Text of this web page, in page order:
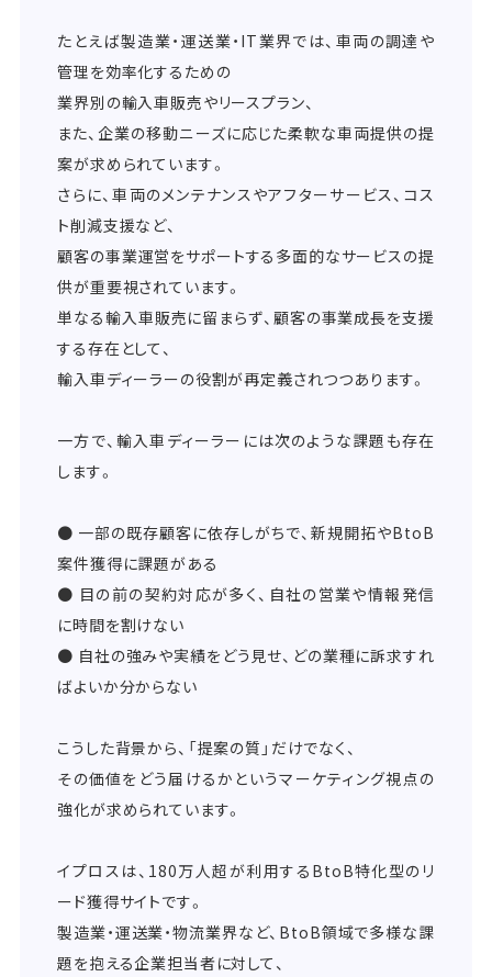
たとえば製造業・運送業・IT業界では、車両の調達や
管理を効率化するための
業界別の輸入車販売やリースプラン、
また、企業の移動ニーズに応じた柔軟な車両提供の提
案が求められています。
さらに、車両のメンテナンスやアフターサービス、コス
ト削減支援など、
顧客の事業運営をサポートする多面的なサービスの提
供が重要視されています。
単なる輸入車販売に留まらず、顧客の事業成長を支援
する存在として、
輸入車ディーラーの役割が再定義されつつあります。
一方で、輸入車ディーラーには次のような課題も存在
します。
● 一部の既存顧客に依存しがちで、新規開拓やBtoB
案件獲得に課題がある
● 目の前の契約対応が多く、自社の営業や情報発信
に時間を割けない
● 自社の強みや実績をどう見せ、どの業種に訴求すれ
ばよいか分からない
こうした背景から、「提案の質」だけでなく、
その価値をどう届けるかというマーケティング視点の
強化が求められています。
イプロスは、180万人超が利用するBtoB特化型のリ
ード獲得サイトです。
製造業・運送業・物流業界など、BtoB領域で多様な課
題を抱える企業担当者に対して、